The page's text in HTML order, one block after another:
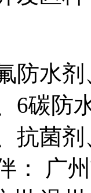
防水
6碳防
抗菌
： 广